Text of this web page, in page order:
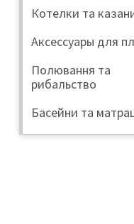
Котелки та
Аксессуары для
Полювання та
рибальство
Басейни та